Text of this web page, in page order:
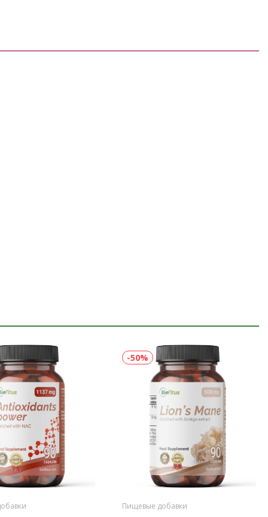
-50%
Пищевые добавки